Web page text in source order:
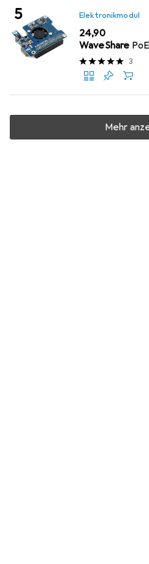
Elektronikmodul
EUR
24,90
WaveShare
3
Mehr